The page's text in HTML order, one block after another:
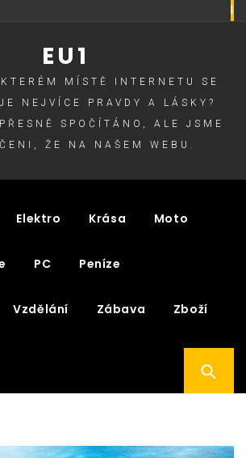
EU1
MÍSTĚ INTERNETU SE
NEJVÍCE PRAVDY A LÁSKY?
SPOČÍTÁNO, ALE JSME
ŽE NA NAŠEM WEBU.
Elektro Krása Moto
PC Peníze
Vzdělání Zábava Zboží